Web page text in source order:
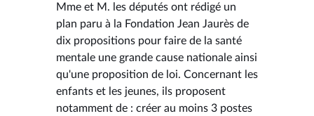
Mme et M. les députés ont rédigé un
plan paru à la Fondation Jean Jaurès de
dix propositions pour faire de la santé
mentale une grande cause nationale ainsi
qu'une proposition de loi. Concernant les
enfants et les jeunes, ils proposent
notamment de : créer au moins 3 postes